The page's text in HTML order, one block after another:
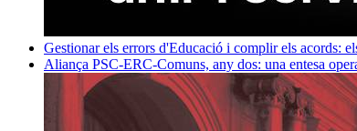
Gestionar els errors d'Educació i complir els acords:
Aliança PSC-ERC-Comuns, any dos: una entesa